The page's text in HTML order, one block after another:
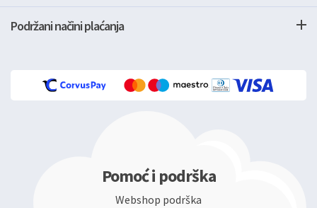
Podržani načini plaćanja
Pomoć i podrška
Webshop podrška